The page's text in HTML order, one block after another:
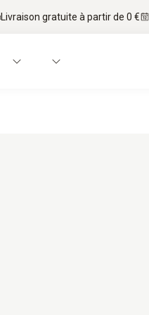
Livraison gratuite à partir de 0 €